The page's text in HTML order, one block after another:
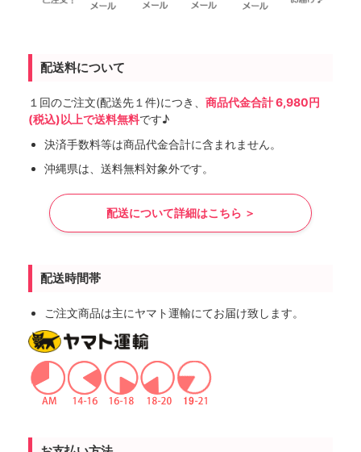
配送料について
１回のご注文(配送先１件)につき、 商品代金合計 6,980円
(税込)以上で送料無料です♪
決済手数料等は商品代金合計に含まれません。
沖縄県は、送料無料対象外です。
配送について詳細はこちら ＞
配送時間帯
ご注文商品は主にヤマト運輸にてお届け致します。